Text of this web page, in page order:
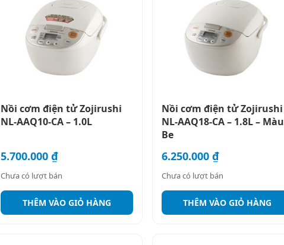
Nồi cơm điện tử Zojirushi
NL-AAQ10-CA – 1.0L
5.700.000 ₫
Chưa có lượt bán
THÊM VÀO GIỎ HÀNG
Nồi cơm điện tử Zojirushi
NL-AAQ18-CA – 1.8L – Màu
Be
6.250.000 ₫
Chưa có lượt bán
THÊM VÀO GIỎ HÀNG